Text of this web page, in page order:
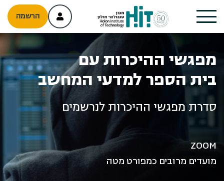
הרשמה
מפגשי ההיכרות עם
בית הספר למדעי המחשב
סדרת מפגשי ההיכרות לנרשמים
ZOOM
מועדים מרובים כמפורט מטה